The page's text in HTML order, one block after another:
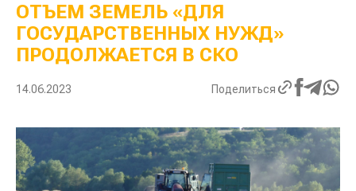
ОТЪЕМ ЗЕМЕЛЬ «ДЛЯ
ГОСУДАРСТВЕННЫХ НУЖД»
ПРОДОЛЖАЕТСЯ В СКО
14.06.2023 Поделиться